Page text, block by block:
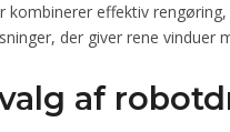
effektiv
der giver rene vinduer
af